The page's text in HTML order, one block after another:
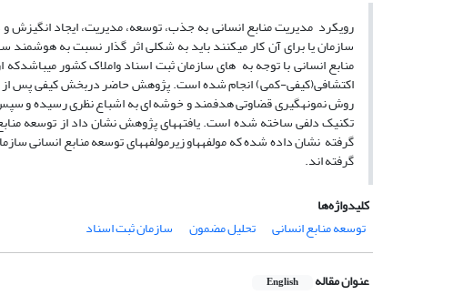
رویکرد مدیریت منابع انسانی به جذب، توسعه، مدیریت، ایجاد انگیزش
سازمان یا برای آن کار می­کنند باید به شکلی اثر گذار نسبت به
منابع انسانی باتوجه به های سازمان ثبت اسناد واملاک کشور
روش نمونه­گیری قضاوتی هدفمند و خوشه ای به اشباع نظری رسیده و
تکنیک دلفی ساخته شده است. یافته­های پژوهش نشان داد از توسعه
گرفته نشان داده شده که مولفه­هاو زیرمولفه­های توسعه منابع انسانی
گرفته اند.
کلیدواژه‌ها
توسعه منابع انسانی
تحلیل مضمون سازمان ثبت اسناد
عنوان مقاله English